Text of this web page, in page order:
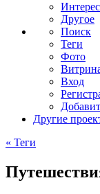
Другое
Поиск
Теги
Фото
Вход
Другие
« Теги